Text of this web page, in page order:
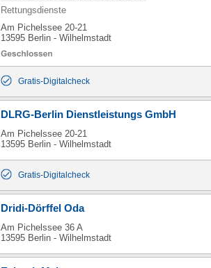
Rettungsdienste
Am Pichelssee 20-21
13595 Berlin - Wilhelmstadt
Gratis-Digitalcheck
DLRG-Berlin Dienstleistungs GmbH
Am Pichelssee 20-21
13595 Berlin - Wilhelmstadt
Gratis-Digitalcheck
Dridi-Dörffel Oda
Am Pichelssee 36 A
13595 Berlin - Wilhelmstadt